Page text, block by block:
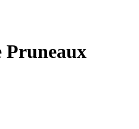
Pruneaux